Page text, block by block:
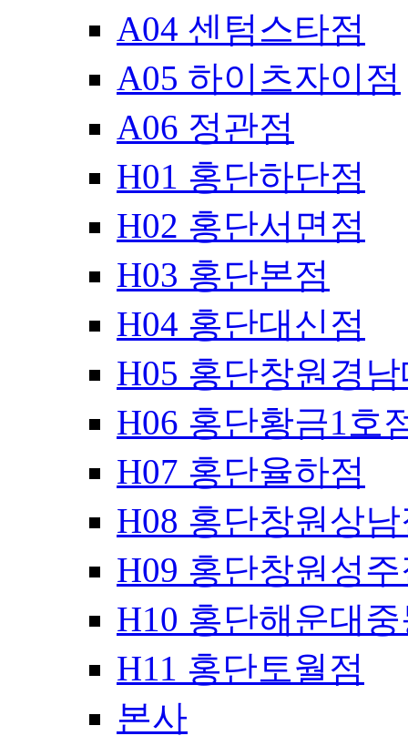
A04 센텀스타점
A05 하이츠자이점
A06 정관점
H01 홍단하단점
H02 홍단서면점
H03 홍단본점
H04 홍단대신점
H05 홍단창원경
H06 홍단황금1호
H07 홍단율하점
H08 홍단창원상
H09 홍단창원성
H10 홍단해운대
H11 홍단토월점
본사